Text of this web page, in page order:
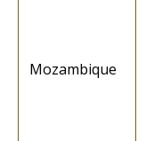
Mozambique